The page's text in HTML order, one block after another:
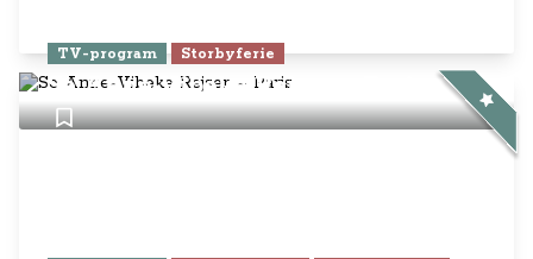
TV-program Storbyferie
Se Anne-Vibeke Rejser – Paris